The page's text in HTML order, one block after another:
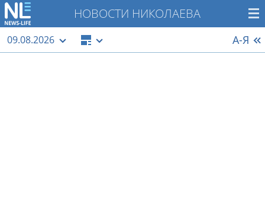
НОВОСТИ НИКОЛАЕВА
09.08.2026 А-Я